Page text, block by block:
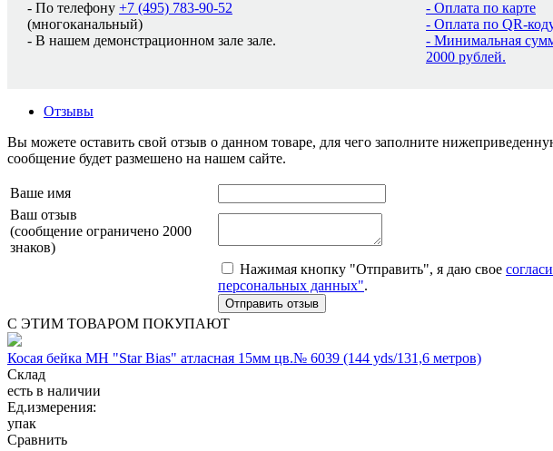
- По телефону +7 (495) 783-90-52
(многоканальный)
- В нашем демонстрационном зале зале.
- Оплата по карте
- Оплата по QR-
- Минимальная
2000 рублей.
Отзывы
Вы можете оставить свой отзыв о данном товаре, для чего заполните
сообщение будет размешено на нашем сайте.
Ваше имя
Ваш отзыв
(сообщение ограничено 2000
знаков)
Нажимая кнопку "Отправить", я даю свое
персональных данных".
С ЭТИМ ТОВАРОМ ПОКУПАЮТ
Косая бейка МН "Star Bias" атласная 15мм цв.№ 6039 (144 yds/131,6 метров)
Склад
есть в наличии
Ед.измерения:
упак
Сравнить